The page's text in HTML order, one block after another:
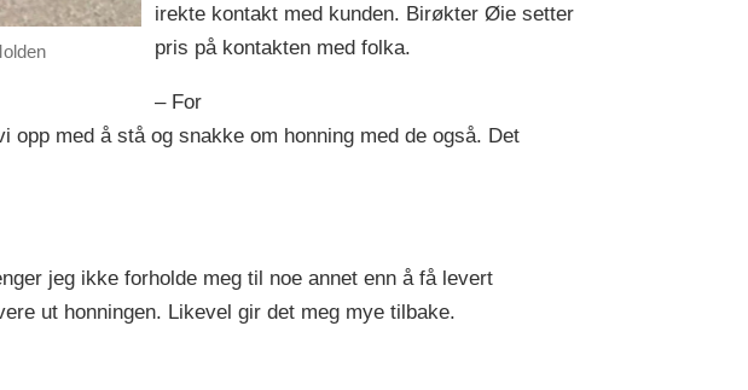
irekte kontakt med kunden. Birøkter Øie setter
pris på kontakten med folka.
– For
med å stå og snakke om honning med de også. Det
jeg ikke forholde meg til noe annet enn å få levert
ut honningen. Likevel gir det meg mye tilbake.